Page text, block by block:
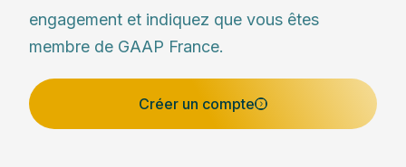
engagement et indiquez que vous êtes
membre de GAAP France.
Créer un compte